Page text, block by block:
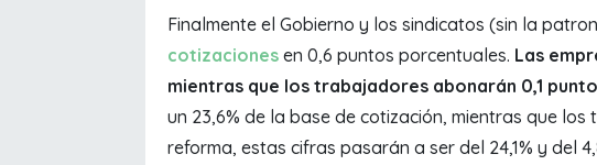
Finalmente el Gobierno y los sindicatos (sin la
cotizaciones en 0,6 puntos porcentuales. Las
mientras que los trabajadores abonarán 0,1
un 23,6% de la base de cotización, mientras que
reforma, estas cifras pasarán a ser del 24,1% y del